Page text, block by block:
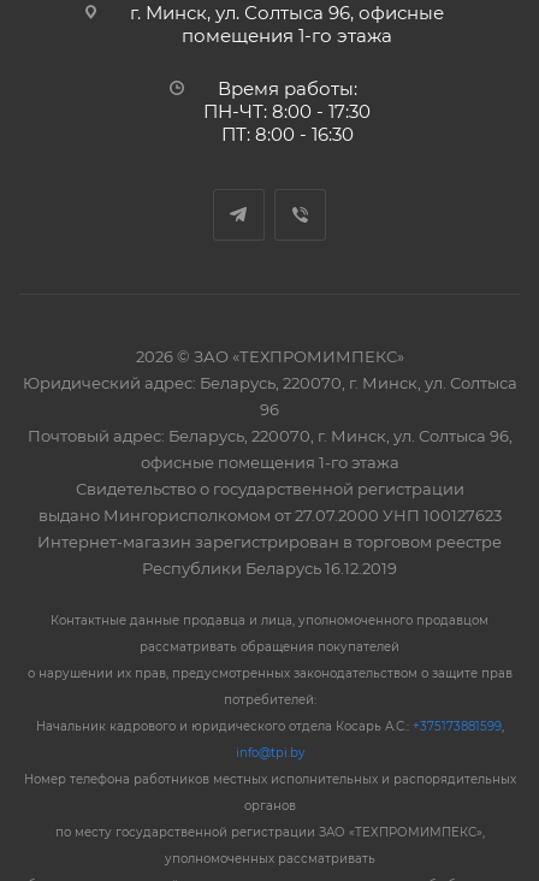
г. Минск, ул. Солтыса 96, офисные
помещения 1-го этажа
Время работы:
ПН-ЧТ: 8:00 - 17:30
ПТ: 8:00 - 16:30
2026 © ЗАО «ТЕХПРОМИМПЕКС»
Юридический адрес: Беларусь, 220070, г. Минск, ул. Солтыса
96
Почтовый адрес: Беларусь, 220070, г. Минск, ул. Солтыса 96,
офисные помещения 1-го этажа
Свидетельство о государственной регистрации
выдано Мингорисполкомом от 27.07.2000 УНП 100127623
Интернет-магазин зарегистрирован в торговом реестре
Республики Беларусь 16.12.2019
Контактные данные продавца и лица, уполномоченного продавцом
рассматривать обращения покупателей
о нарушении их прав, предусмотренных законодательством о защите прав
потребителей:
Начальник кадрового и юридического отдела Косарь А.С.: +375173881599,
info@tpi.by
Номер телефона работников местных исполнительных и распорядительных
органов
по месту государственной регистрации ЗАО «ТЕХПРОМИМПЕКС»,
уполномоченных рассматривать